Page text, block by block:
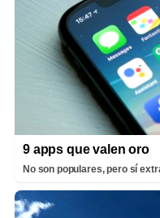
9 apps que valen oro
No son populares, pero sí